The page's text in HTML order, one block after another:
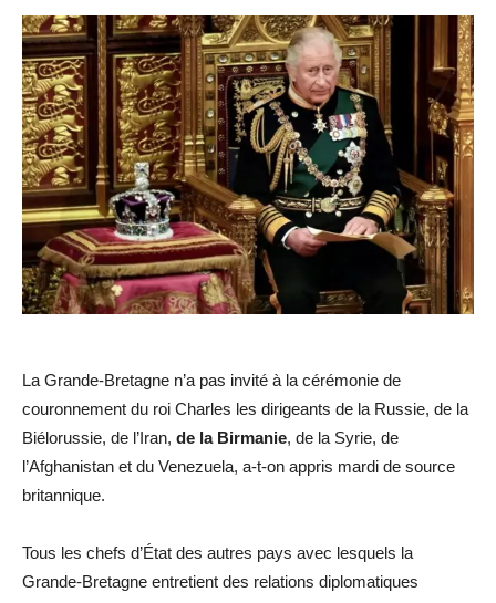
La Grande-Bretagne n’a pas invité à la cérémonie de
couronnement du roi Charles les dirigeants de la Russie, de la
Biélorussie, de l’Iran, de la Birmanie, de la Syrie, de
l’Afghanistan et du Venezuela, a-t-on appris mardi de source
britannique.
Tous les chefs d’État des autres pays avec lesquels la
Grande-Bretagne entretient des relations diplomatiques